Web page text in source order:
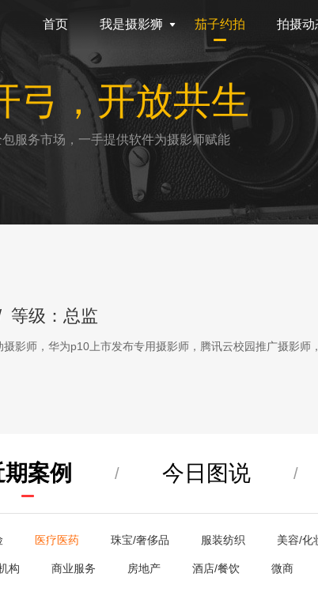
首页 我是摄影狮 茄子约拍 拍摄动
弓，开放共生
服务市场，一手提供软件为摄影师赋能
等级：总监
摄影师，华为p10上市发布专用摄影师，腾讯云校园推广摄影师
期案例 / 今日图说 /
医疗医药 珠宝/奢侈品 服装纺织 美容/化
构 商业服务 房地产 酒店/餐饮 微商